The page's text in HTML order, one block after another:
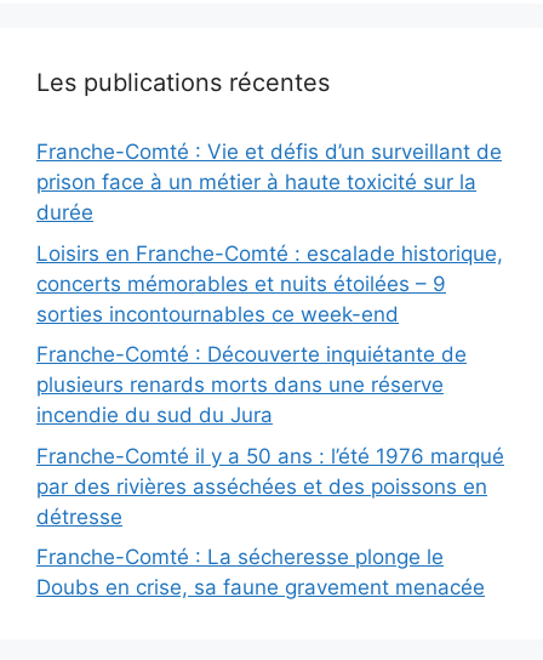
Les publications récentes
Franche-Comté : Vie et défis d’un surveillant de
prison face à un métier à haute toxicité sur la
durée
Loisirs en Franche-Comté : escalade historique,
concerts mémorables et nuits étoilées – 9
sorties incontournables ce week-end
Franche-Comté : Découverte inquiétante de
plusieurs renards morts dans une réserve
incendie du sud du Jura
Franche-Comté il y a 50 ans : l’été 1976 marqué
par des rivières asséchées et des poissons en
détresse
Franche-Comté : La sécheresse plonge le
Doubs en crise, sa faune gravement menacée